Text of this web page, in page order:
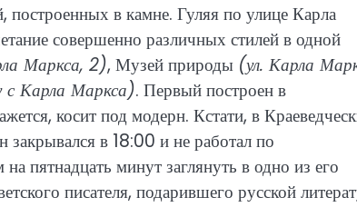
построенных в камне. Гуляя по улице Карла
совершенно различных стилей в одной
Маркса, 2), Музей природы (ул. Карла
с Карла Маркса). Первый построен в
косит под модерн. Кстати, в
в 18:00 и не работал по
пятнадцать минут заглянуть в одно из его
писателя, подарившего русской